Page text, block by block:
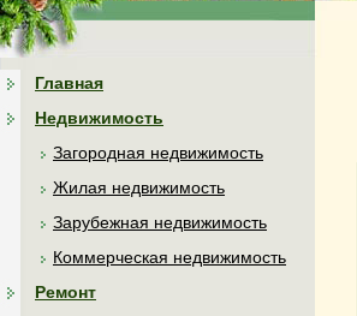
Главная
Недвижимость
Загородная недвижимость
Жилая недвижимость
Зарубежная недвижимость
Коммерческая недвижимость
Ремонт